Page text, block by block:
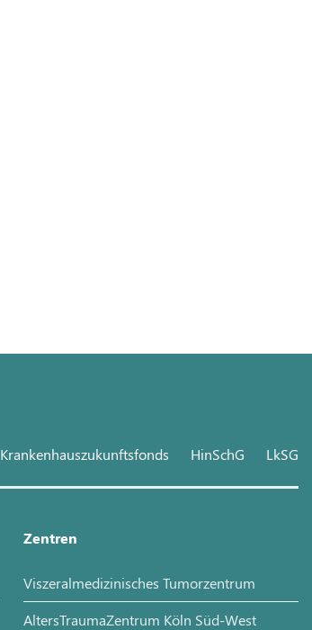
Krankenhauszukunftsfonds HinSchG LkSG
Zentren
Viszeralmedizinisches Tumorzentrum
AltersTraumaZentrum Köln Süd-West